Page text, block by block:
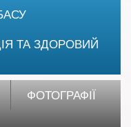
ТА ЗДОРОВИЙ
ФОТОГРАФІЇ